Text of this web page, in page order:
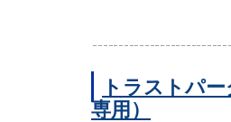
トラストパ
専用）